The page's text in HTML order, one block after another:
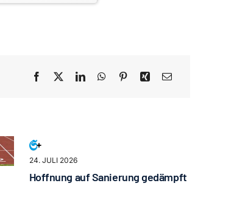
24. JULI 2026
Hoffnung auf Sanierung gedämpft